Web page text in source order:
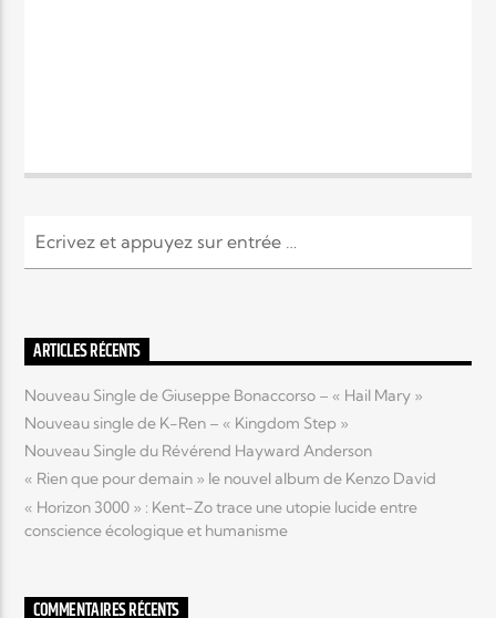
ARTICLES RÉCENTS
Nouveau Single de Giuseppe Bonaccorso – « Hail Mary »
Nouveau single de K-Ren – « Kingdom Step »
Nouveau Single du Révérend Hayward Anderson
« Rien que pour demain » le nouvel album de Kenzo David
« Horizon 3000 » : Kent-Zo trace une utopie lucide entre
conscience écologique et humanisme
COMMENTAIRES RÉCENTS